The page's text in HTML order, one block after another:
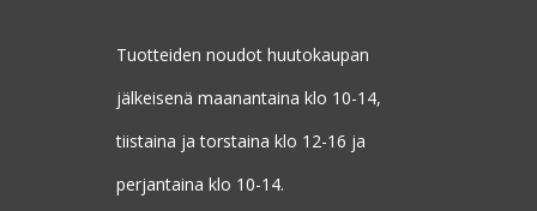
Tuotteiden noudot huutokaupan
jälkeisenä maanantaina klo 10-14,
tiistaina ja torstaina klo 12-16 ja
perjantaina klo 10-14.